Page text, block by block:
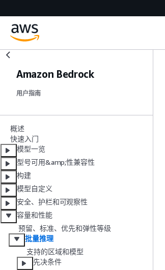
Amazon Bedrock
用户指南
概述
快速入门
模型一览
型号可用&amp;性兼容性
构建
模型自定义
安全、护栏和可观察性
容量和性能
预留、标准、优先和弹性等级
批量推理
支持的区域和模型
先决条件